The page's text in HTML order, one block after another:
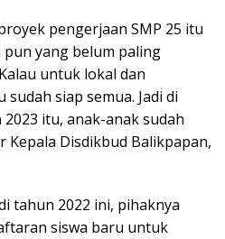
pengerjaan SMP 25 itu
pun yang belum paling
untuk lokal dan
siap semua. Jadi di
itu, anak-anak sudah
Kepala Disdikbud Balikpapan,
tahun 2022 ini, pihaknya
siswa baru untuk